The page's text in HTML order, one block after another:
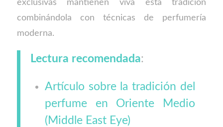
exclusivas mantienen viva esta tradición
combinándola con técnicas de perfumería
moderna.
Lectura recomendada:
Artículo sobre la tradición del
perfume en Oriente Medio
(Middle East Eye)